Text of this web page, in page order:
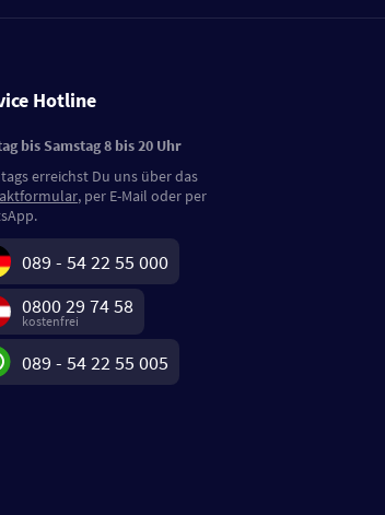
Hotline
bis Samstag 8 bis 20 Uhr
erreichst Du uns über das
, per E-Mail oder per
089 - 54 22 55 000
0800 29 74 58
kostenfrei
089 - 54 22 55 005